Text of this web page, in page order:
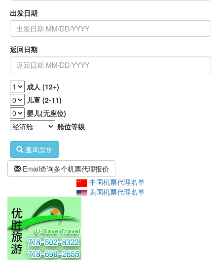
出发日期
返回日期
成人 (12+)
儿童 (2-11)
婴儿(无座位)
舱位等级
查询票价
Email查询多个机票代理报价
中国机票代理名单
美国机票代理名单